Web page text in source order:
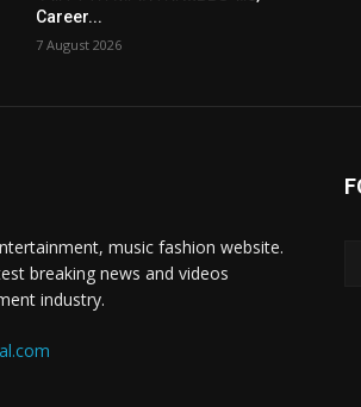
Career...
7 August 2026
music fashion website.
breaking news and videos
industry.